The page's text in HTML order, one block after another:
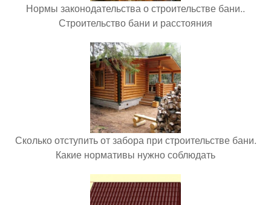
Нормы законодательства о строительстве бани..
Строительство бани и расстояния
Сколько отступить от забора при строительстве бани.
Какие нормативы нужно соблюдать